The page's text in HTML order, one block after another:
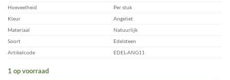
Hoeveelheid
Per stuk
Kleur
Angeliet
Materiaal
Natuurlijk
Soort
Edelsteen
Artikelcode
EDEL-ANG11
1 op voorraad